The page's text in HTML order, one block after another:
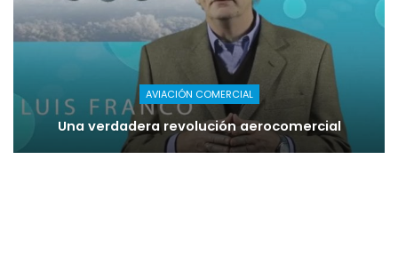
AVIACIÓN COMERCIAL
Una verdadera revolución aerocomercial